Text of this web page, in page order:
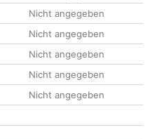
Nicht angegeben
Nicht angegeben
Nicht angegeben
Nicht angegeben
Nicht angegeben